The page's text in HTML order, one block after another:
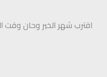
اقترب شهر الخير وحان